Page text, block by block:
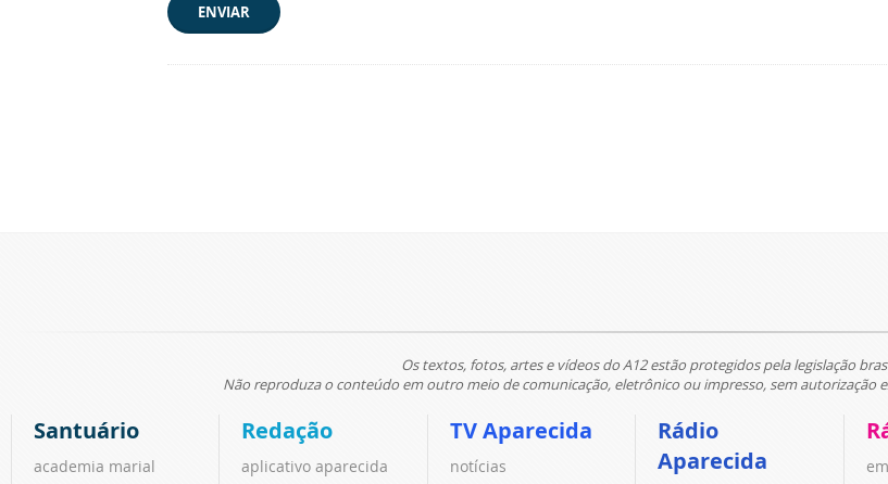
ENVIAR
Os textos, fotos, artes e vídeos do A12 estão protegidos pela legislação
Não reproduza o conteúdo em outro meio de comunicação, eletrônico ou impresso, sem autorização
Santuário
academia marial
Redação
aplicativo aparecida
TV Aparecida
notícias
Rádio
Aparecida